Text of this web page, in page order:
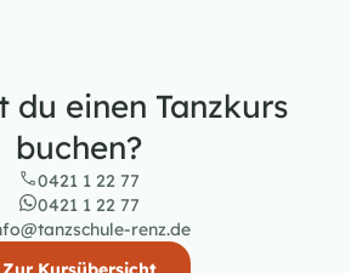
du einen Tanzkurs
buchen?
0421 1 22 77
0421 1 22 77
renz.de